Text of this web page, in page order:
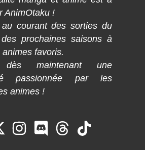
AnimOtaku !
au courant des sorties du
prochaines saisons à
favoris.
dès maintenant une
passionnée par les
animes !